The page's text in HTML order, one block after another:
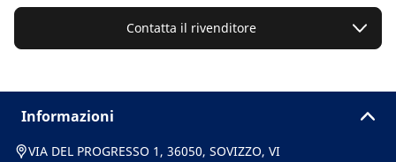
Contatta il rivenditore
Informazioni
VIA DEL PROGRESSO 1, 36050, SOVIZZO, VI